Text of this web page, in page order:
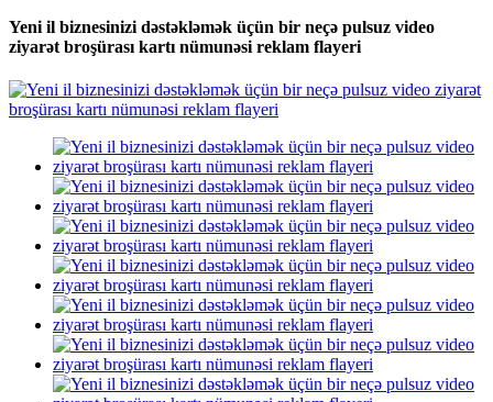
Yeni il biznesinizi dəstəkləmək üçün bir neçə pulsuz video
ziyarət broşürası kartı nümunəsi reklam flayeri